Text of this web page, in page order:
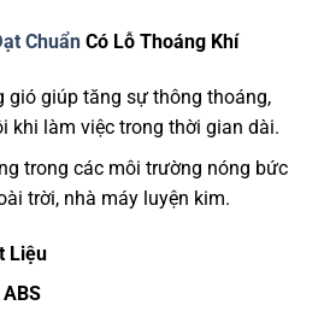
Chuẩn Có Lỗ Thoáng Khí
gió giúp tăng sự thông thoáng,
khi làm việc trong thời gian dài.
trong các môi trường nóng bức
trời, nhà máy luyện kim.
Liệu